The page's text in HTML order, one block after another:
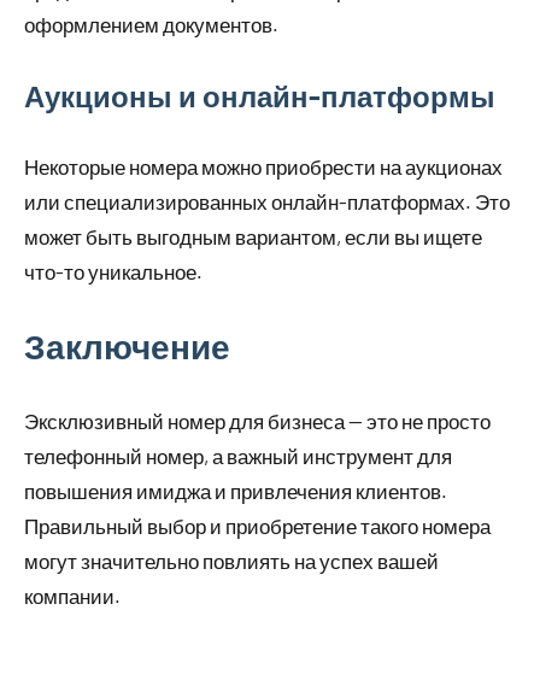
оформлением документов.
Аукционы и онлайн-платформы
Некоторые номера можно приобрести на аукционах
или специализированных онлайн-платформах. Это
может быть выгодным вариантом, если вы ищете
что-то уникальное.
Заключение
Эксклюзивный номер для бизнеса — это не просто
телефонный номер, а важный инструмент для
повышения имиджа и привлечения клиентов.
Правильный выбор и приобретение такого номера
могут значительно повлиять на успех вашей
компании.